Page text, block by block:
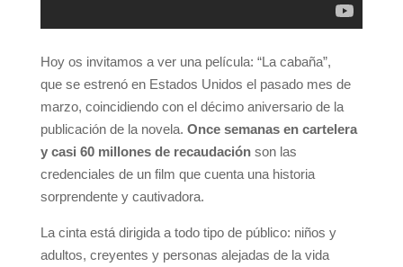
Hoy os invitamos a ver una película: “La cabaña”,
que se estrenó en Estados Unidos el pasado mes de
marzo, coincidiendo con el décimo aniversario de la
publicación de la novela. Once semanas en cartelera
y casi 60 millones de recaudaciónson las
credenciales de un film que cuenta una historia
sorprendente y cautivadora.
La cinta está dirigida a todo tipo de público: niños y
adultos, creyentes y personas alejadas de la vida